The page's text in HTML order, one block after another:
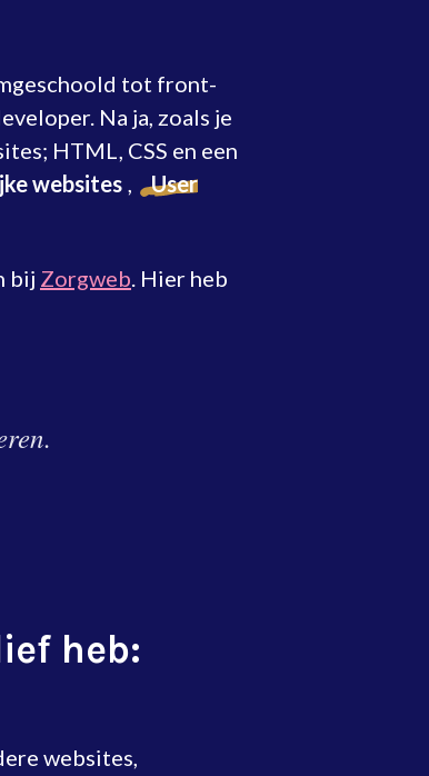
tot front-
Na ja, zoals je
HTML, CSS en een
websites ,
User
bij Zorgweb. Hier heb
heb:
websites,